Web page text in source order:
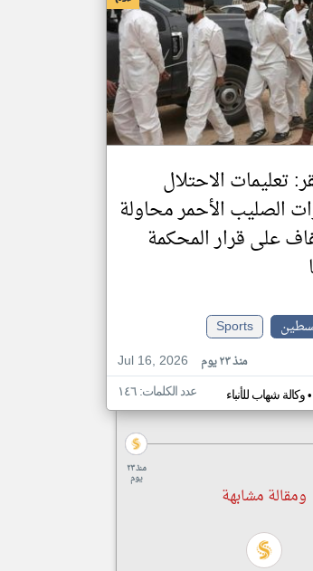
تعليمات الاحتلال
الصليب الأحمر محاولة
على قرار المحكمة
Sports
Jul 16, 2026
منذ ٢٣ يوم
وكالة شهاب للأنباء• عدد الكلمات: ١٤٦
منذ ٢٣
يوم
ومقالة مشابهة